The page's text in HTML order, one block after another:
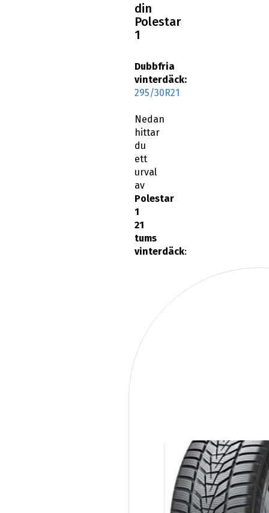
din
Polestar
1
Dubbfria
vinterdäck:
295/30R21
Nedan
hittar
du
ett
urval
av
Polestar
1
21
tums
vinterdäck: